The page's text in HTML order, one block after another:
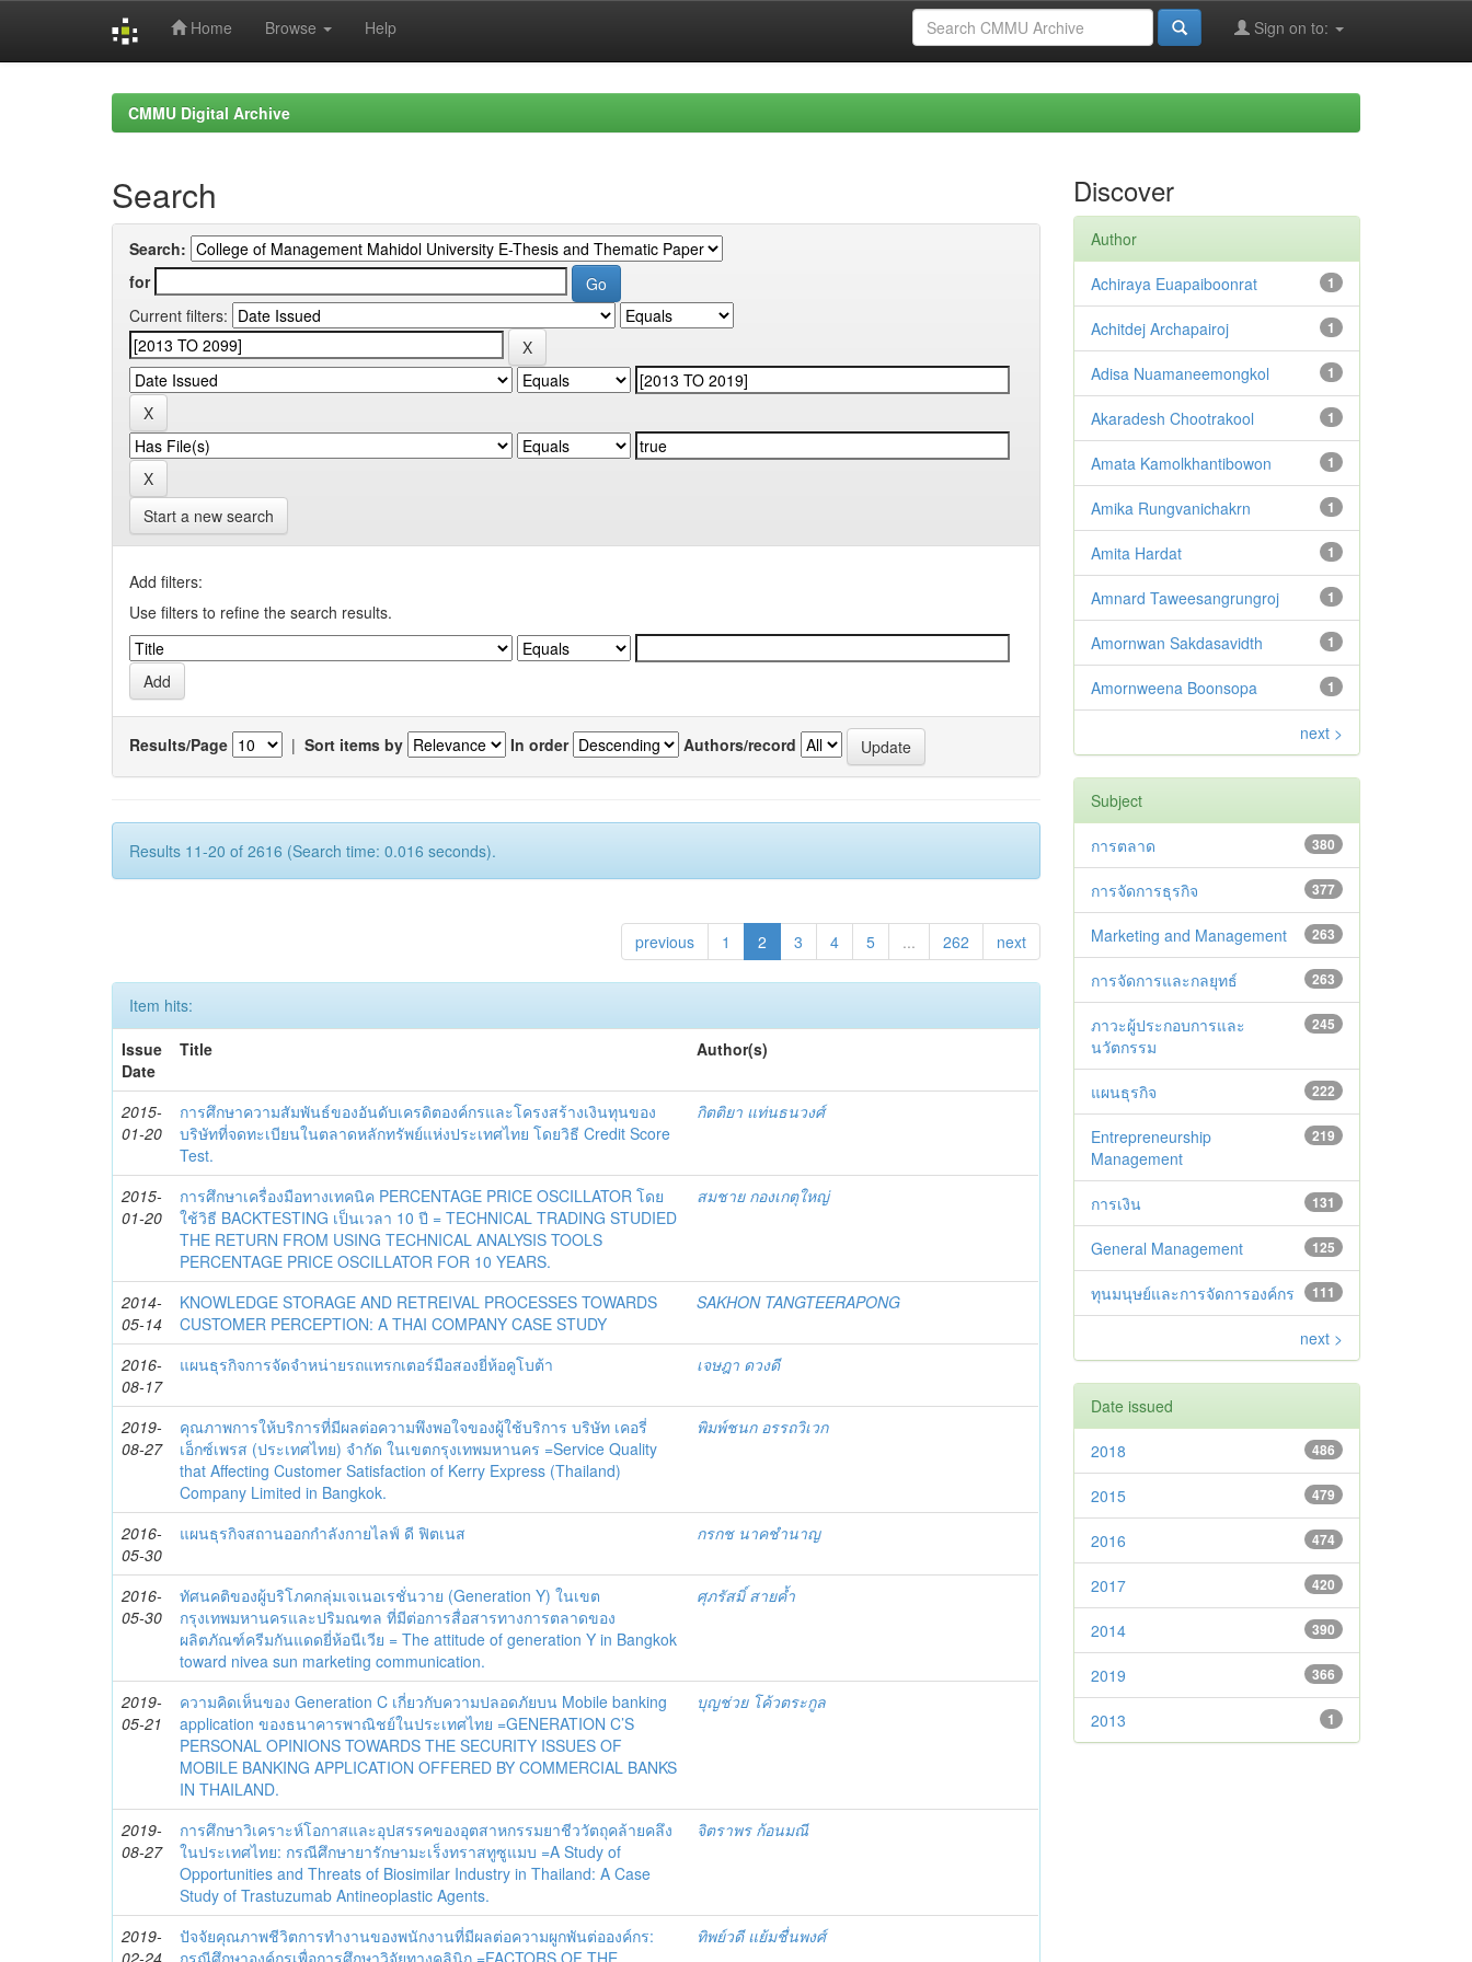
Home Browse Help Sign on to:
CMMU Digital Archive
Search
Search:
for
Current filters:
Start a new search
Add filters:
Use filters to refine the search results.
Results/Page | Sort items by In order Authors/record
Results 11-20 of 2616 (Search time: 0.016 seconds).
previous 1 2 3 4 5 ... 262 next
Item hits:
Issue
Date
Title Author(s)
2015-
01-20
การศึกษาความสัมพันธ์ของอันดับเครดิตองค์กรและโครงสร้างเงินทุนของ
บริษัทที่จดทะเบียนในตลาดหลักทรัพย์แห่งประเทศไทย โดยวิธี Credit Score
Test.
กิตติยา แท่นธนวงศ์
2015-
01-20
การศึกษาเครื่องมือทางเทคนิค PERCENTAGE PRICE OSCILLATOR โดย
ใช้วิธี BACKTESTING เป็นเวลา 10 ปี = TECHNICAL TRADING STUDIED
THE RETURN FROM USING TECHNICAL ANALYSIS TOOLS
PERCENTAGE PRICE OSCILLATOR FOR 10 YEARS.
สมชาย กองเกตุใหญ่
2014-
05-14
KNOWLEDGE STORAGE AND RETREIVAL PROCESSES TOWARDS
CUSTOMER PERCEPTION: A THAI COMPANY CASE STUDY
SAKHON TANGTEERAPONG
2016-
08-17
แผนธุรกิจการจัดจำหน่ายรถแทรกเตอร์มือสองยี่ห้อคูโบต้า เจษฎา ดวงดี
2019-
08-27
คุณภาพการให้บริการที่มีผลต่อความพึงพอใจของผู้ใช้บริการ บริษัท เคอรี่
เอ็กซ์เพรส (ประเทศไทย) จำกัด ในเขตกรุงเทพมหานคร =Service Quality
that Affecting Customer Satisfaction of Kerry Express (Thailand)
Company Limited in Bangkok.
พิมพ์ชนก อรรถวิเวก
2016-
05-30
แผนธุรกิจสถานออกกำลังกายไลฟ์ ดี ฟิตเนส กรกช นาคชำนาญ
2016-
05-30
ทัศนคติของผู้บริโภคกลุ่มเจเนอเรชั่นวาย (Generation Y) ในเขต
กรุงเทพมหานครและปริมณฑล ที่มีต่อการสื่อสารทางการตลาดของ
ผลิตภัณฑ์ครีมกันแดดยี่ห้อนีเวีย = The attitude of generation Y in Bangkok
toward nivea sun marketing communication.
ศุภรัสมิ์ สายค้ำ
2019-
05-21
ความคิดเห็นของ Generation C เกี่ยวกับความปลอดภัยบน Mobile banking
application ของธนาคารพาณิชย์ในประเทศไทย =GENERATION C’S
PERSONAL OPINIONS TOWARDS THE SECURITY ISSUES OF
MOBILE BANKING APPLICATION OFFERED BY COMMERCIAL BANKS
IN THAILAND.
บุญช่วย โค้วตระกูล
2019-
08-27
การศึกษาวิเคราะห์โอกาสและอุปสรรคของอุตสาหกรรมยาชีววัตถุคล้ายคลึง
ในประเทศไทย: กรณีศึกษายารักษามะเร็งทราสทูซูแมบ =A Study of
Opportunities and Threats of Biosimilar Industry in Thailand: A Case
Study of Trastuzumab Antineoplastic Agents.
จิตราพร ก้อนมณี
2019-
02-24
ปัจจัยคุณภาพชีวิตการทำงานของพนักงานที่มีผลต่อความผูกพันต่อองค์กร:
กรณีศึกษาองค์กรเพื่อการศึกษาวิจัยทางคลินิก =FACTORS OF THE
ทิพย์วดี แย้มชื่นพงศ์
Discover
Author
1
Achiraya Euapaiboonrat
1
Achitdej Archapairoj
1
Adisa Nuamaneemongkol
1
Akaradesh Chootrakool
1
Amata Kamolkhantibowon
1
Amika Rungvanichakrn
1
Amita Hardat
1
Amnard Taweesangrungroj
1
Amornwan Sakdasavidth
1
Amornweena Boonsopa
next >
Subject
380
การตลาด
377
การจัดการธุรกิจ
263
Marketing and Management
263
การจัดการและกลยุทธ์
245
ภาวะผู้ประกอบการและ
นวัตกรรม
222
แผนธุรกิจ
219
Entrepreneurship
Management
131
การเงิน
125
General Management
111
ทุนมนุษย์และการจัดการองค์กร
next >
Date issued
486
2018
479
2015
474
2016
420
2017
390
2014
366
2019
1
2013